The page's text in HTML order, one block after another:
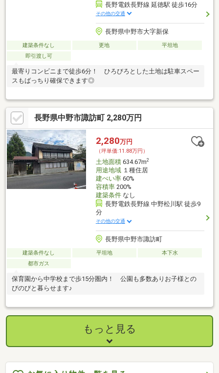
長野電鉄長野線 延徳駅 徒歩16分
その他の交通
長野県中野市大字新保
建築条件なし 更地
平坦地
即引渡し可
最寄りコンビニまで徒歩6分！ ひろびろとした土地は駐車スペー
スもばっちり確保できます◎
長野県中野市諏訪町 2,280万円
2,280万円
（坪単価:11.88万円）
土地面積634.67m2
用途地域１種住居
建ぺい率60%
容積率200%
建築条件なし
長野電鉄長野線 中野松川駅 徒歩9
分
その他の交通
長野県中野市諏訪町
建築条件なし 平坦地
本下水
都市ガス
保育園から中学校まで歩15分圏内！ 公園も多数ありお子様との
びのびと暮らせます♪
もっと見る